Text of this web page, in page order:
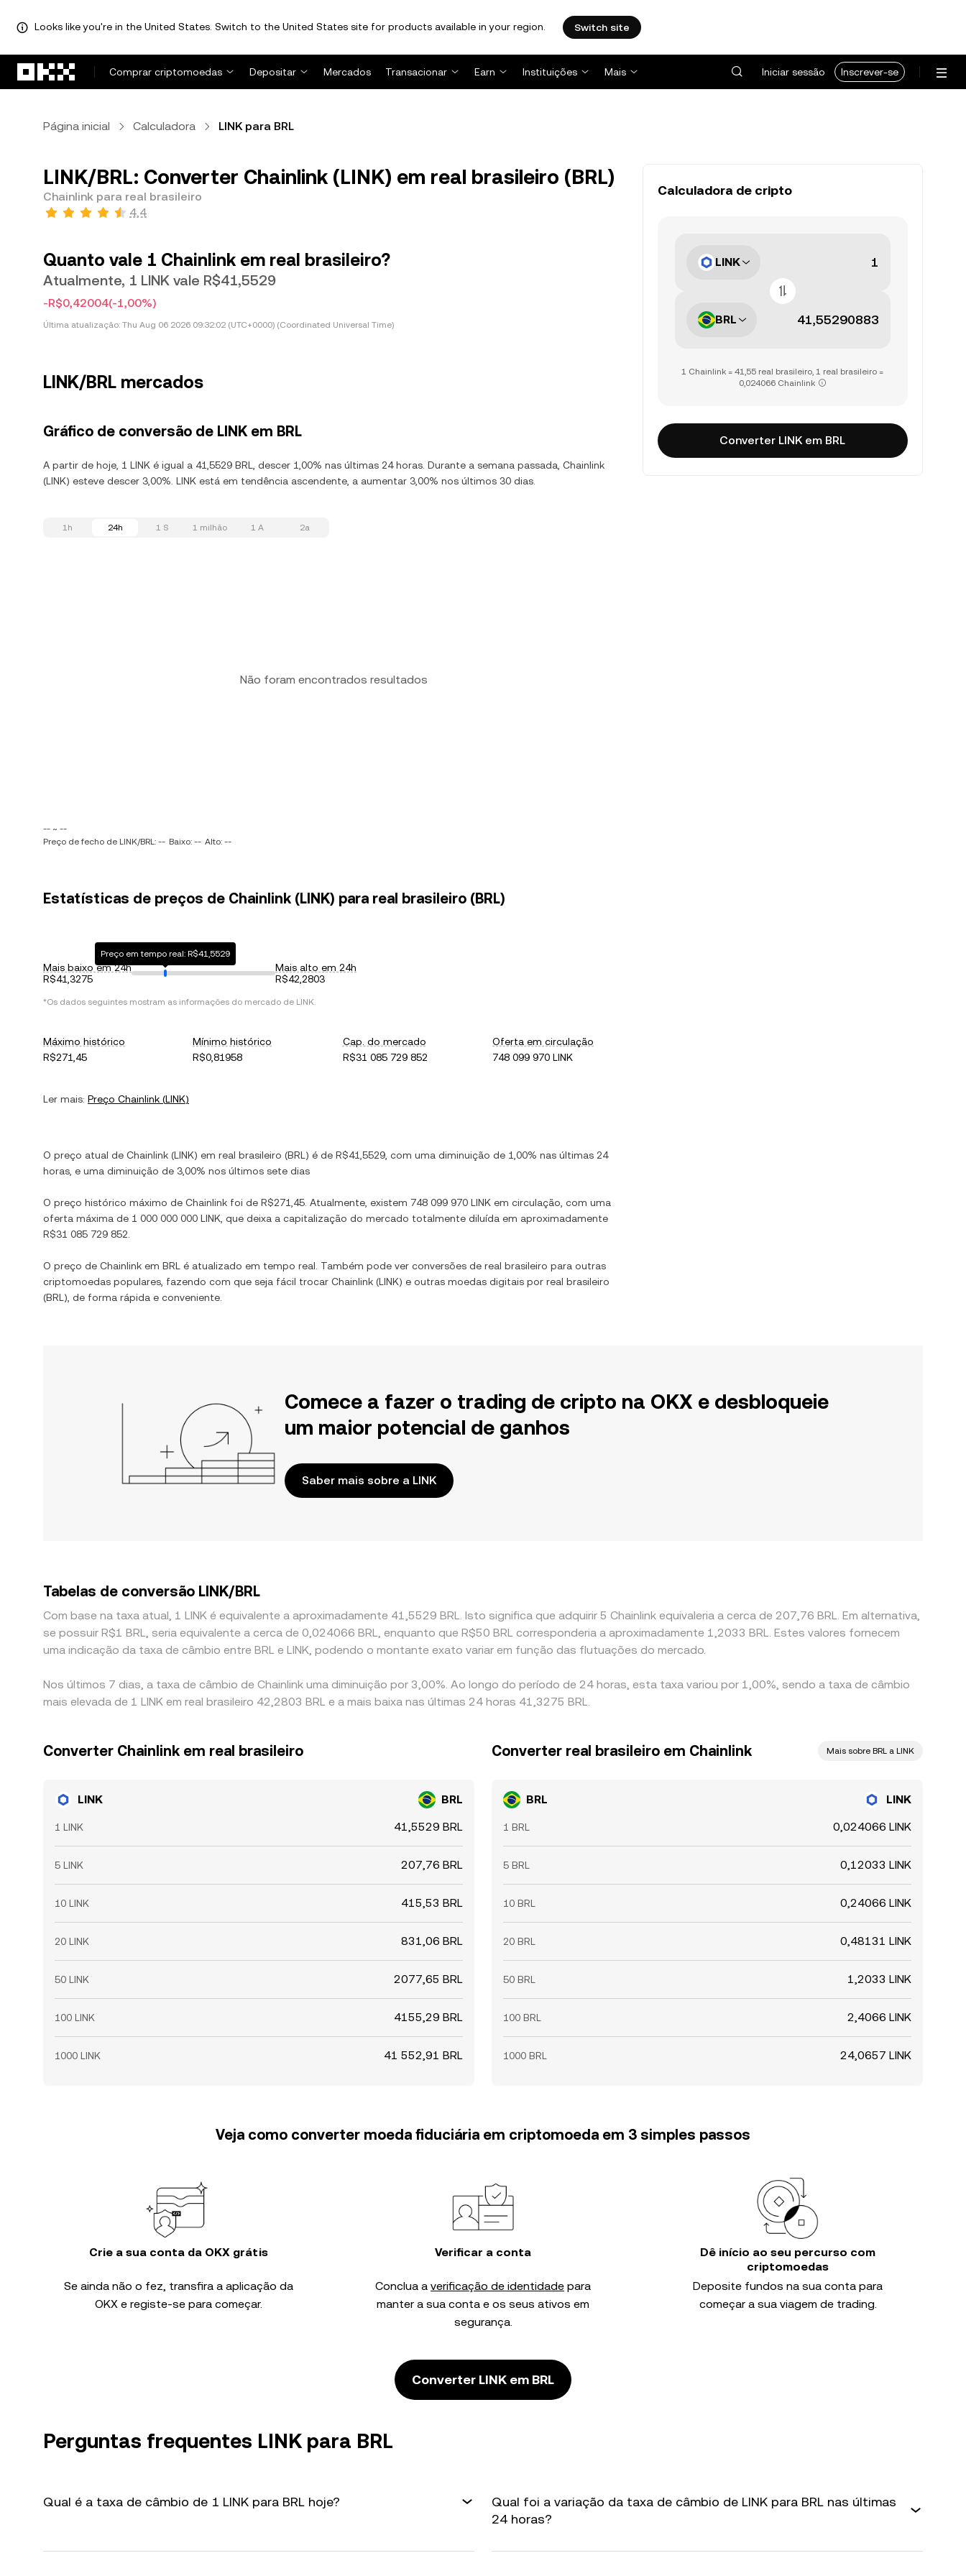
Looks like you're in the United States. Switch to the United States site for products available in your region. Switch site
Comprar criptomoedas
Depositar Mercados Transacionar Earn Instituições Mais Iniciar sessão Inscrever-se
Página inicial Calculadora LINK para BRL
LINK/BRL: Converter Chainlink (LINK) em real brasileiro (BRL)
Chainlink para real brasileiro
4,4
Quanto vale 1 Chainlink em real brasileiro?
Atualmente, 1 LINK vale R$41,5529
-R$0,42004(-1,00%)
Última atualização: Thu Aug 06 2026 09:32:02 (UTC+0000) (Coordinated Universal Time)
LINK/BRL mercados
Gráfico de conversão de LINK em BRL
A partir de hoje, 1 LINK é igual a 41,5529 BRL, descer 1,00% nas últimas 24 horas. Durante a semana passada, Chainlink
(LINK) esteve descer 3,00%. LINK está em tendência ascendente, a aumentar 3,00% nos últimos 30 dias.
1h 24h 1 S 1 milhão 1 A 2a
Não foram encontrados resultados
-- ~ --
Preço de fecho de LINK/BRL: -- Baixo: -- Alto: --
Estatísticas de preços de Chainlink (LINK) para real brasileiro (BRL)
Mais baixo em 24h
R$41,3275
Preço em tempo real: R$41,5529
Mais alto em 24h
R$42,2803
*Os dados seguintes mostram as informações do mercado de LINK.
Máximo histórico
R$271,45
Mínimo histórico
R$0,81958
Cap. do mercado
R$31 085 729 852
Oferta em circulação
748 099 970 LINK
Ler mais: Preço Chainlink (LINK)
O preço atual de Chainlink (LINK) em real brasileiro (BRL ) é de R$41,5529 , com uma diminuição de 1,00% nas últimas 24
horas, e uma diminuição de 3,00% nos últimos sete dias
O preço histórico máximo de Chainlink foi de R$271,45 . Atualmente, existem 748 099 970 LINK em circulação, com uma
oferta máxima de 1 000 000 000 LINK , que deixa a capitalização do mercado totalmente diluída em aproximadamente
R$31 085 729 852
O preço de Chainlink em BRL é atualizado em tempo real. Também pode ver conversões de real brasileiro para outras
criptomoedas populares, fazendo com que seja fácil trocar Chainlink (LINK) e outras moedas digitais por real brasileiro
(BRL ), de forma rápida e conveniente.
Calculadora de cripto
LINK
BRL
1 Chainlink = 41,55 real brasileiro, 1 real brasileiro =
0,024066 Chainlink
Converter LINK em BRL
Comece a fazer o trading de cripto na OKX e desbloqueie
um maior potencial de ganhos
Saber mais sobre a LINK
Tabelas de conversão LINK/BRL
Com base na taxa atual, 1 LINK é equivalente a aproximadamente 41,5529 BRL. Isto significa que adquirir 5 Chainlink equivaleria a cerca de 207,76 BRL. Em alternativa,
se possuir R$1 BRL, seria equivalente a cerca de 0,024066 BRL, enquanto que R$50 BRL corresponderia a aproximadamente 1,2033 BRL. Estes valores fornecem
uma indicação da taxa de câmbio entre BRL e LINK, podendo o montante exato variar em função das flutuações do mercado.
Nos últimos 7 dias, a taxa de câmbio de Chainlink uma diminuição por 3,00%. Ao longo do período de 24 horas, esta taxa variou por 1,00%, sendo a taxa de câmbio
mais elevada de 1 LINK em real brasileiro 42,2803 BRL e a mais baixa nas últimas 24 horas 41,3275 BRL.
Converter Chainlink em real brasileiro
LINK BRL
1 LINK 41,5529 BRL
5 LINK 207,76 BRL
10 LINK 415,53 BRL
20 LINK 831,06 BRL
50 LINK 2077,65 BRL
100 LINK 4155,29 BRL
1000 LINK 41 552,91 BRL
Converter real brasileiro em Chainlink Mais sobre BRL a LINK
BRL LINK
1 BRL 0,024066 LINK
5 BRL 0,12033 LINK
10 BRL 0,24066 LINK
20 BRL 0,48131 LINK
50 BRL 1,2033 LINK
100 BRL 2,4066 LINK
1000 BRL 24,0657 LINK
Veja como converter moeda fiduciária em criptomoeda em 3 simples passos
Crie a sua conta da OKX grátis
Se ainda não o fez, transfira a aplicação da
OKX e registe-se para começar.
Verificar a conta
Conclua a verificação de identidade para
manter a sua conta e os seus ativos em
segurança.
Dê início ao seu percurso com
criptomoedas
Deposite fundos na sua conta para
começar a sua viagem de trading.
Converter LINK em BRL
Perguntas frequentes LINK para BRL
Qual é a taxa de câmbio de 1 LINK para BRL hoje?
Qual foi a variação da taxa de câmbio de LINK para BRL nas últimas
24 horas?